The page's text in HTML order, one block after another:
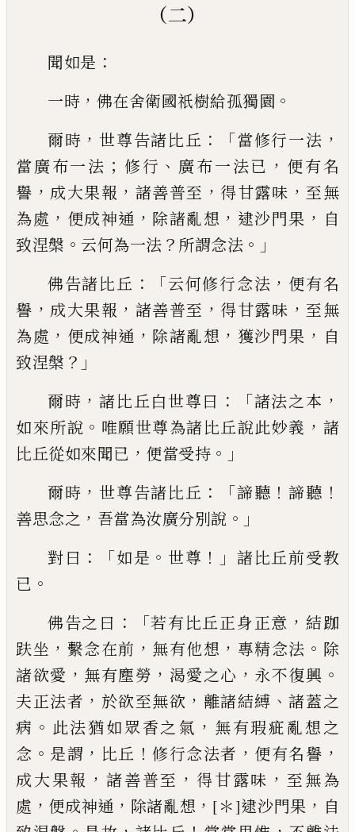
（二）
聞如是 ：
一時 ， 佛在舍衛國祇樹給孤獨園 。
爾時 ， 世尊告諸比丘 ：「當修行一法 ，
當廣布一法 ； 修行 、 廣布一法已 ， 便有名
譽 ， 成大果報 ， 諸善普至 ， 得甘露味 ， 至無
為處 ， 便成神通 ， 除諸亂想 ， 逮沙門果 ， 自
致涅槃 。 云何為一法 ？ 所謂念法 。」
佛告諸比丘 ：「云何修行念法 ， 便有名
譽 ， 成大果報 ， 諸善普至 ， 得甘露味 ， 至無
為處 ， 便成神通 ， 除諸亂想 ， 獲沙門果 ， 自
致涅槃 ？」
爾時 ，諸比丘白世尊曰 ：「諸法之本 ，
如來所說 。 唯願世尊為諸比丘說此妙義 ， 諸
比丘從如來聞已 ， 便當受持 。」
爾時 ， 世尊告諸比丘 ：「諦聽 ！諦聽 ！
善思念之 ， 吾當為汝廣分別說 。」
對曰 ：「如是 。 世尊 ！」 諸比丘前受教
已 。
佛告之曰 ：「若有比丘正身正意 ， 結跏
趺坐 ， 繫念在前 ， 無有他想 ， 專精念法 。 除
諸欲愛 ， 無有塵勞 ， 渴愛之心 ， 永不復興 。
夫正法者 ， 於欲至無欲 ， 離諸結縛 、諸蓋之
病 。 此法猶如眾香之氣 ， 無有瑕疵亂想之
念 。 是謂 ， 比丘 ！修行念法者 ， 便有名譽 ，
成大果報 ， 諸善普至 ， 得甘露味 ， 至無為
處 ， 便成神通 ， 除諸亂想 ， [＊]逮沙門果 ， 自